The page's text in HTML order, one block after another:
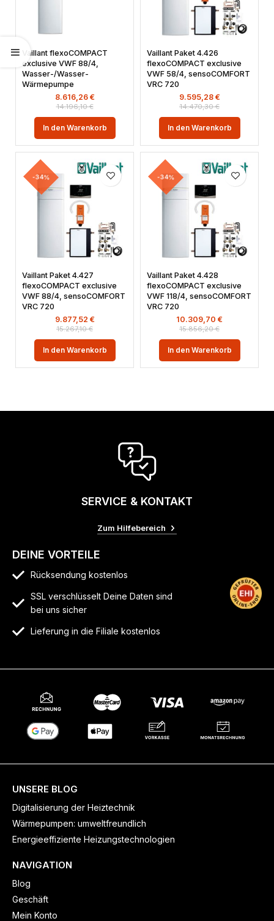
Vaillant flexoCOMPACT
exclusive VWF 88/4,
Wasser-/Wasser-
Wärmepumpe
14.196,10€
8.616,26 €
In den Warenkorb
Vaillant Paket 4.426
flexoCOMPACT exclusive
VWF 58/4, sensoCOMFORT
VRC 720
14.470,30€
9.595,28 €
In den Warenkorb
-34%
Vaillant Paket 4.427
flexoCOMPACT exclusive
VWF 88/4, sensoCOMFORT
VRC 720
15.267,10€
9.877,52 €
In den Warenkorb
-34%
Vaillant Paket 4.428
flexoCOMPACT exclusive
VWF 118/4, sensoCOMFORT
VRC 720
15.856,20€
10.309,70 €
In den Warenkorb
SERVICE & KONTAKT
Zum Hilfebereich
DEINE VORTEILE
Rücksendung kostenlos
SSL verschlüsselt Deine Daten sind
bei uns sicher
Lieferung in die Filiale kostenlos
UNSERE BLOG
Digitalisierung der Heiztechnik
Wärmepumpen: umweltfreundlich
Energieeffiziente Heizungstechnologien
NAVIGATION
Blog
Geschäft
Mein Konto